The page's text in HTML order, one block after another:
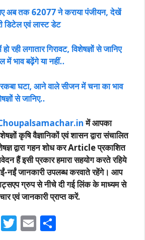
अब तक 62077 ने कराया पंजीयन, देखें
डिटेल एवं लास्ट डेट
रही लगातार गिरावट, विशेषज्ञों से जानिए
में भाव बढ़ेंगे या नहीं..
घटा, आने वाले सीजन में चना का भाव
से जानिए..
में आपका
कृषि वैज्ञानिकों एवं शासन द्वारा संचालित
द्वारा गहन शोध कर Article प्रकाशित
हैं इसी प्रकार हमारा सहयोग करते रहिये
नईं जानकारी उपलब्ध करवाते रहेंगे। आप
ग्रुप से नीचे दी गई लिंक के माध्यम से
एवं जानकारी प्राप्त करें.
F T E